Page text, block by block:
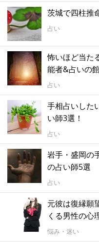
茨城で四柱推
占い
怖いほど当た
能者&占いの
占い
手相占いした
い師3選！
占い
岩手・盛岡の
の占い師5選
占い
元彼は復縁願
くる男性の心
悩み・迷い